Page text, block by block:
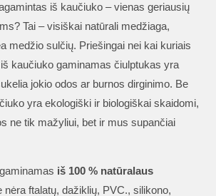
iš kaučiuko – vienas geriausių
Tai – visiškai natūrali medžiaga,
medžio sulčių. Priešingai nei kai kuriais
kaučiuko gaminamas čiulptukas yra
jokio odos ar burnos dirginimo. Be
yra ekologiški ir biologiškai skaidomi,
ne tik mažyliui, bet ir mus supančiai
iš 100 % natūralaus
nėra ftalatų, dažiklių, PVC., silikono,